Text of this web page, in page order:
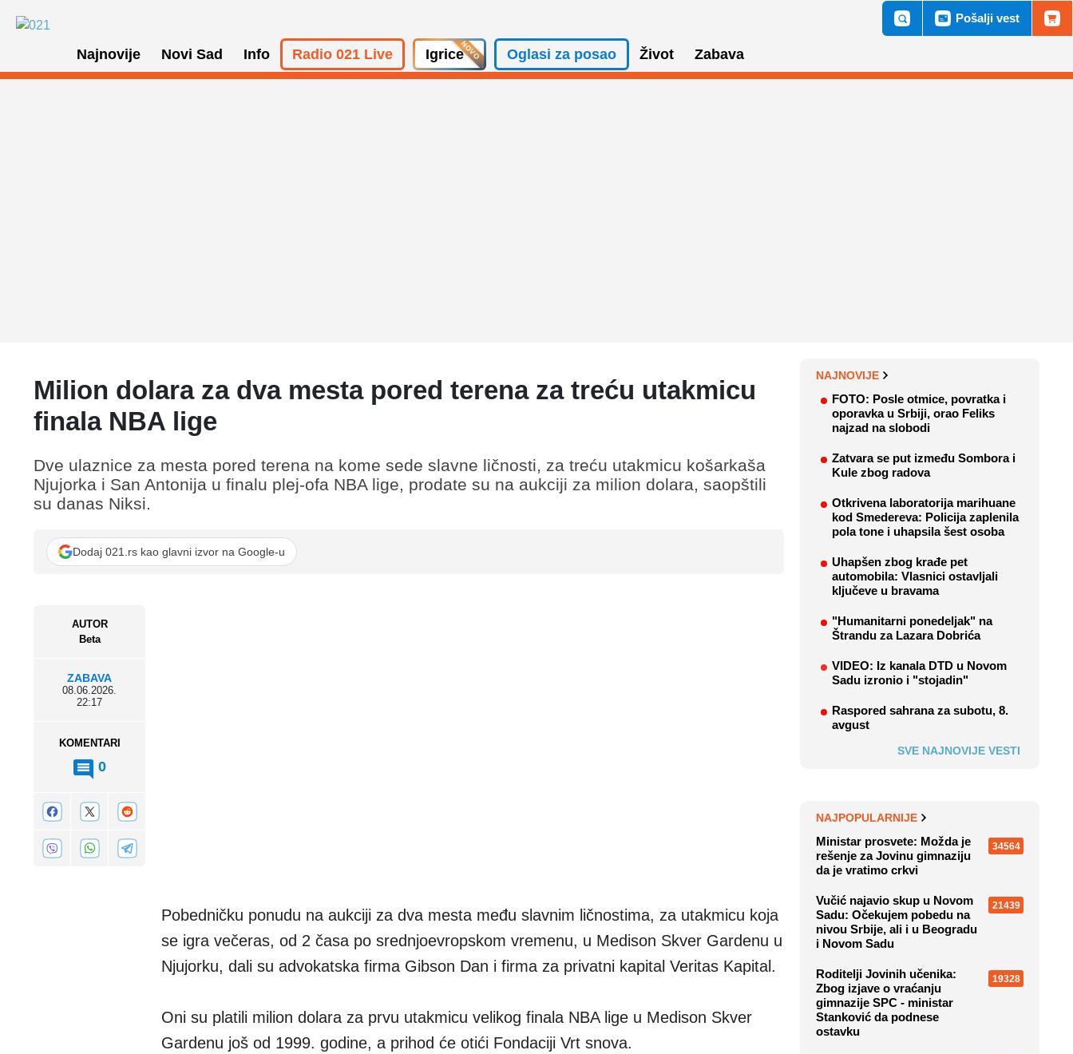
Najnovije Novi Sad Info Radio 021 Live Igrice Oglasi za posao Život Zabava
Pošalji vest
Milion dolara za dva mesta pored terena za treću utakmicu
finala NBA lige
AUTOR
Beta
ZABAVA
08.06.2026.
22:17
KOMENTARI
0
Dve ulaznice za mesta pored terena na kome sede slavne ličnosti, za treću utakmicu košarkaša
Njujorka i San Antonija u finalu plej-ofa NBA lige, prodate su na aukciji za milion dolara, saopštili
su danas Niksi.
Dodaj 021.rs kao glavni izvor na Google-u
Pobedničku ponudu na aukciji za dva mesta među slavnim ličnostima, za utakmicu koja
se igra večeras, od 2 časa po srednjoevropskom vremenu, u Medison Skver Gardenu u
Njujorku, dali su advokatska firma Gibson Dan i firma za privatni kapital Veritas Kapital.
Oni su platili milion dolara za prvu utakmicu velikog finala NBA lige u Medison Skver
Gardenu još od 1999. godine, a prihod će otići Fondaciji Vrt snova.
NAJNOVIJE
FOTO: Posle otmice, povratka i
oporavka u Srbiji, orao Feliks
najzad na slobodi
Zatvara se put između Sombora i
Kule zbog radova
Otkrivena laboratorija marihuane
kod Smedereva: Policija zaplenila
pola tone i uhapsila šest osoba
Uhapšen zbog krađe pet
automobila: Vlasnici ostavljali
ključeve u bravama
"Humanitarni ponedeljak" na
Štrandu za Lazara Dobrića
VIDEO: Iz kanala DTD u Novom
Sadu izronio i "stojadin"
Raspored sahrana za subotu, 8.
avgust
SVE NAJNOVIJE VESTI
NAJPOPULARNIJE
Ministar prosvete: Možda je
rešenje za Jovinu gimnaziju
da je vratimo crkvi
34564
Vučić najavio skup u Novom
Sadu: Očekujem pobedu na
nivou Srbije, ali i u Beogradu
i Novom Sadu
21439
Roditelji Jovinih učenika:
Zbog izjave o vraćanju
gimnazije SPC - ministar
Stanković da podnese
ostavku
19328